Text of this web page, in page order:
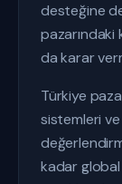
desteğine
pazarındaki
da karar
Türkiye
sistemleri
kadar